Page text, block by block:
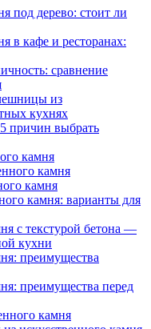
под дерево: стоит ли
в кафе и ресторанах:
сравнение
из
кухнях
причин выбрать
камня
камня
камня
камня: варианты для
с текстурой бетона —
кухни
преимущества
преимущества перед
камня